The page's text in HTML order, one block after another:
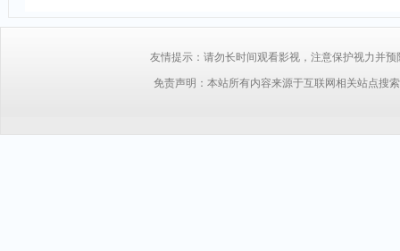
友情提示：请勿长时间观看影视，注意保护视力并
免责声明：本站所有内容来源于互联网相关站点搜